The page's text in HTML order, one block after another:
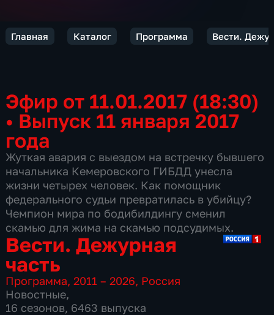
Главная Каталог Программа Вести.
Эфир от 11.01.2017 (18:30)
• Выпуск 11 января 2017
года
Жуткая авария с выездом на встречку бывшего
начальника Кемеровского ГИБДД унесла
жизни четырех человек. Как помощник
федерального судьи превратилась в убийцу?
Чемпион мира по бодибилдингу сменил
скамью для жима на скамью подсудимых.
Вести. Дежурная
часть
Программа,2011 – 2026, Россия
Новостные,
16 сезонов, 6463 выпуска